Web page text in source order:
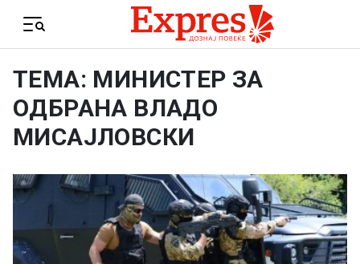
Menu
ТЕМА: МИНИСТЕР ЗА
ОДБРАНА ВЛАДО
МИСАЈЛОВСКИ